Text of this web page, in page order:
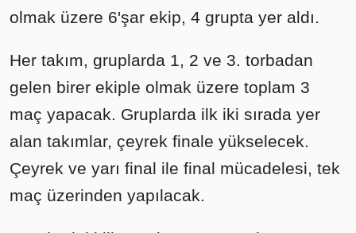
olmak üzere 6'şar ekip, 4 grupta yer aldı.
Her takım, gruplarda 1, 2 ve 3. torbadan
gelen birer ekiple olmak üzere toplam 3
maç yapacak. Gruplarda ilk iki sırada yer
alan takımlar, çeyrek finale yükselecek.
Çeyrek ve yarı final ile final mücadelesi, tek
maç üzerinden yapılacak.